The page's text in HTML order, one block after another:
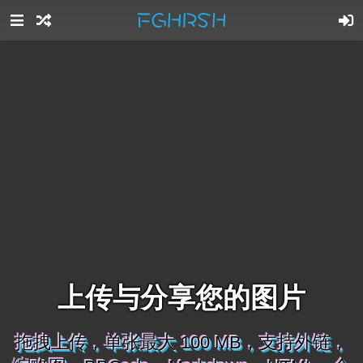
上传与分享您的图片
拖拽上传，单张最大 100 MB，支持外链，